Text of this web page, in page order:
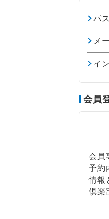
パ
メ
イ
会員
会員
予約
情報
倶楽